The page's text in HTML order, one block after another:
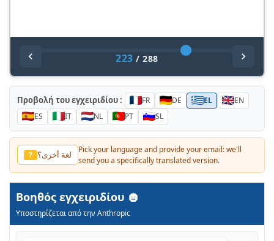
223 /288
Προβολή του εγχειριδίου : FR DE EL
EN
ES
IT NL PT SL
? لغة أخرى؟
Pick your language and provide your email: we'll
send you a specifically translated version.
Βοηθός εγχειριδίου
Υποστηρίζεται από την Anthropic